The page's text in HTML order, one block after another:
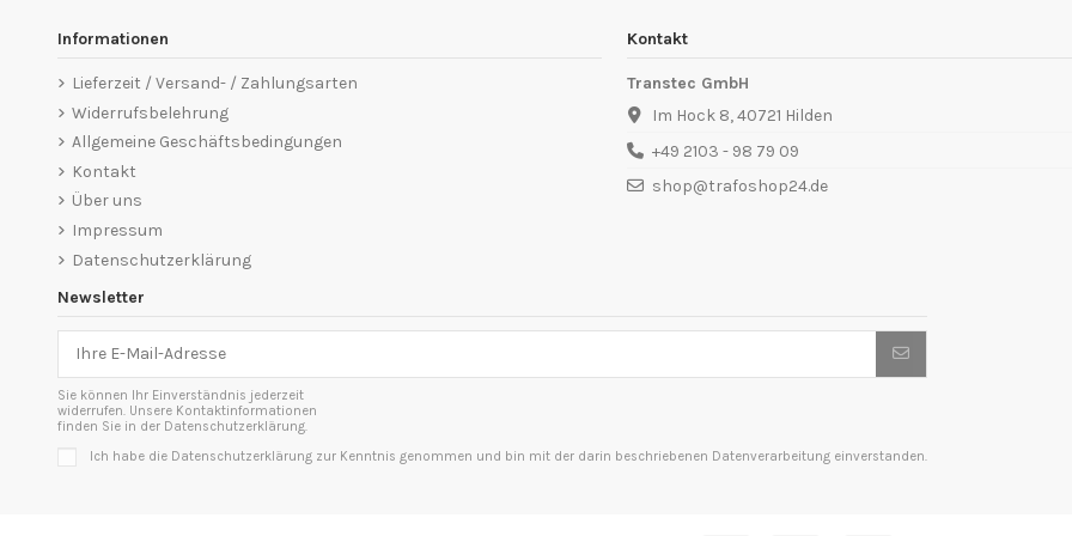
Informationen
Lieferzeit / Versand- / Zahlungsarten
Widerrufsbelehrung
Allgemeine Geschäftsbedingungen
Kontakt
Über uns
Impressum
Datenschutzerklärung
Kontakt
Transtec GmbH
Im Hock 8, 40721 Hilden
+49 2103 - 98 79 09
shop@trafoshop24.de
Newsletter
Sie können Ihr Einverständnis jederzeit
widerrufen. Unsere Kontaktinformationen
finden Sie in der Datenschutzerklärung.
Ich habe die Datenschutzerklärung zur Kenntnis genommen und bin mit der darin beschriebenen Datenverarbeitung einverstanden.